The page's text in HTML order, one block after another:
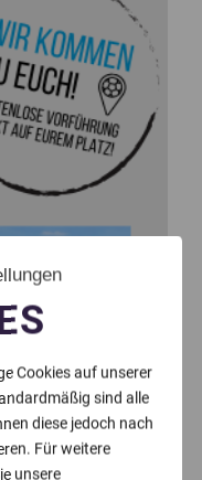
Cookies auf unserer
sind alle
diese jedoch nach
Für weitere
unsere